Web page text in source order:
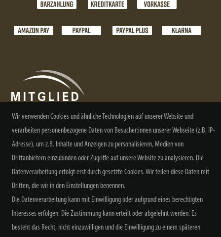
NEWSLETTER ABONNIEREN
Alle Preisangaben inkl. MwSt. zzgl. Versand
Wir verwenden Cookies und ähnliche Technologien auf unserer Website und
verarbeiten personenbezogene Daten von Besucher:innen unserer Webseite (z.B. IP-
Adresse), um z.B. Inhalte und Anzeigen zu personalisieren, Medien von
Drittanbietern einzubinden oder Zugriffe auf unsere Website zu analysieren. Die
Datenverarbeitung erfolgt erst durch gesetzte Cookies. Wir teilen diese Daten mit
Dritten, die wir in den Einstellungen benennen.
Die Datenverarbeitung kann mit Einwilligung oder aufgrund eines berechtigten
Interesses erfolgen. Die Zustimmung kann erteilt oder abgelehnt werden. Es
besteht das Recht, nicht einzuwilligen und die Einwilligung zu einem späteren